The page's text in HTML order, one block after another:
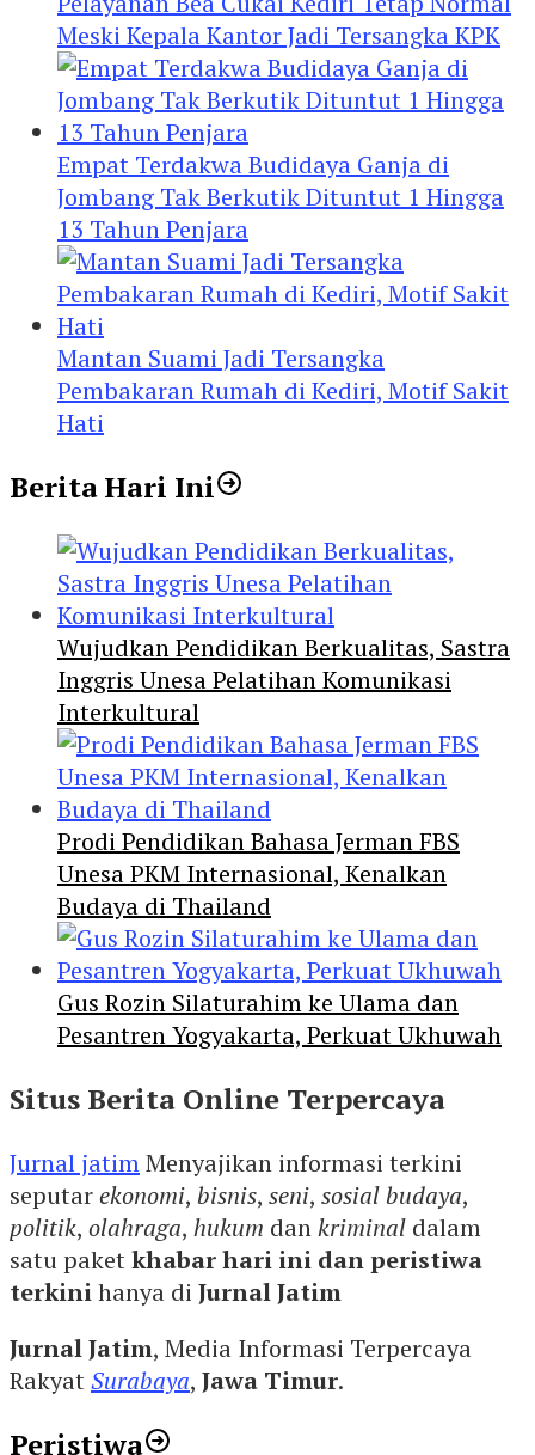
Meski Kepala Kantor Jadi Tersangka KPK
Empat Terdakwa Budidaya Ganja di
Jombang Tak Berkutik Dituntut 1 Hingga
13 Tahun Penjara
Mantan Suami Jadi Tersangka
Pembakaran Rumah di Kediri, Motif Sakit
Hati
Berita Hari Ini
Wujudkan Pendidikan Berkualitas, Sastra
Inggris Unesa Pelatihan Komunikasi
Interkultural
Prodi Pendidikan Bahasa Jerman FBS
Unesa PKM Internasional, Kenalkan
Budaya di Thailand
Gus Rozin Silaturahim ke Ulama dan
Pesantren Yogyakarta, Perkuat Ukhuwah
Situs Berita Online Terpercaya
Jurnal jatimMenyajikan informasi terkini
seputarekonomi, bisnis, seni, sosial budaya,
politik, olahraga, hukum dankriminal dalam
satu paketkhabar hari ini dan peristiwa
terkinihanya di Jurnal Jatim
Jurnal Jatim, Media Informasi Terpercaya
RakyatSurabaya, Jawa Timur.
Peristiwa